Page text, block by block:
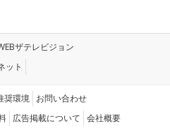
ザテレビジョン
ット
奨環境 お問い合わせ
広告掲載について 会社概要